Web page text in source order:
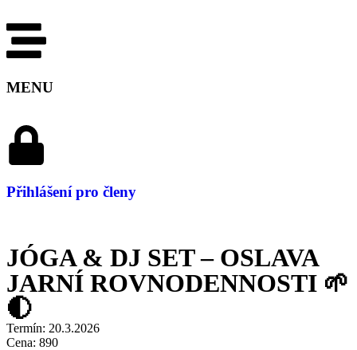
MENU
Přihlášení pro členy
JÓGA & DJ SET – OSLAVA
JARNÍ ROVNODENNOSTI 🌱
🌓
Termín: 20.3.2026
Cena: 890